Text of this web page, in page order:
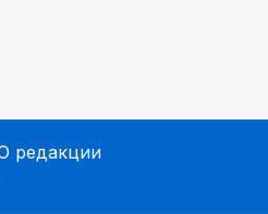
редакции